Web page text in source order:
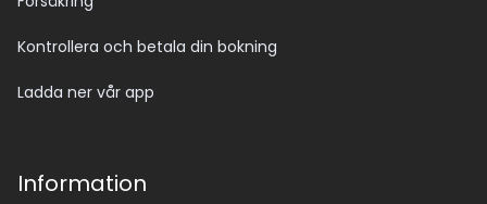
Kontrollera och betala din bokning
Ladda ner vår app
Information